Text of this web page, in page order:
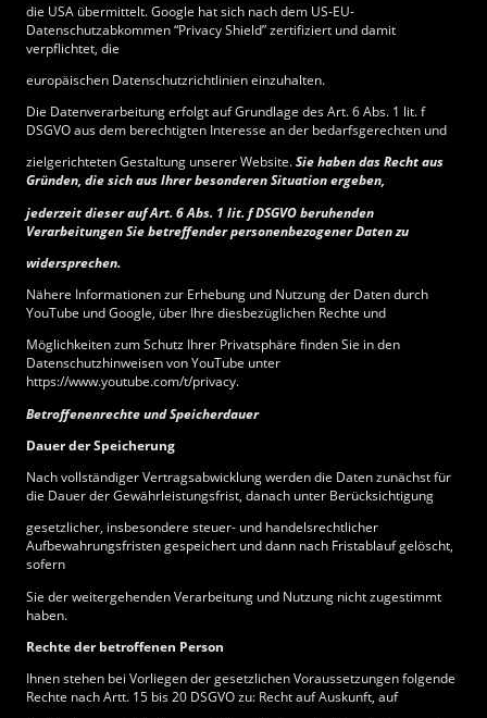
die USA übermittelt. Google hat sich nach dem US-EU-
Datenschutzabkommen “Privacy Shield” zertifiziert und damit
verpflichtet, die
europäischen Datenschutzrichtlinien einzuhalten.
Die Datenverarbeitung erfolgt auf Grundlage des Art. 6 Abs. 1 lit. f
DSGVO aus dem berechtigten Interesse an der bedarfsgerechten und
zielgerichteten Gestaltung unserer Website.Sie haben das Recht aus
Gründen, die sich aus Ihrer besonderen Situation ergeben,
jederzeit dieser auf Art. 6 Abs. 1 lit. f DSGVO beruhenden
Verarbeitungen Sie betreffender personenbezogener Daten zu
widersprechen.
Nähere Informationen zur Erhebung und Nutzung der Daten durch
YouTube und Google, über Ihre diesbezüglichen Rechte und
Möglichkeiten zum Schutz Ihrer Privatsphäre finden Sie in den
Datenschutzhinweisen von YouTube unter
https://www.youtube.com/t/privacy.
Betroffenenrechte und Speicherdauer
Dauer der Speicherung
Nach vollständiger Vertragsabwicklung werden die Daten zunächst für
die Dauer der Gewährleistungsfrist, danach unter Berücksichtigung
gesetzlicher, insbesondere steuer- und handelsrechtlicher
Aufbewahrungsfristen gespeichert und dann nach Fristablauf gelöscht,
sofern
Sie der weitergehenden Verarbeitung und Nutzung nicht zugestimmt
haben.
Rechte der betroffenen Person
Ihnen stehen bei Vorliegen der gesetzlichen Voraussetzungen folgende
Rechte nach Artt. 15 bis 20 DSGVO zu: Recht auf Auskunft, auf